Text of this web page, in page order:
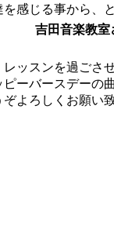
感じる事から、
吉田音楽教室
ッスンを過ごさ
ーバースデー
よろしくお願い致